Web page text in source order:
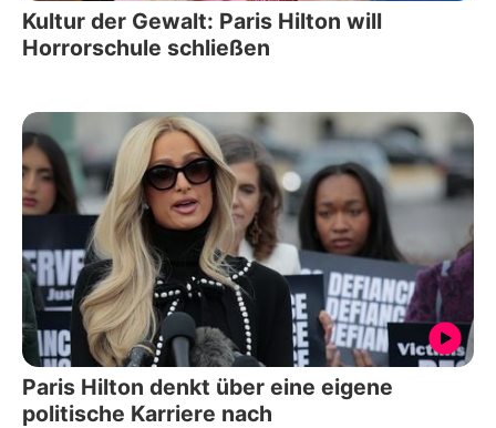
Kultur der Gewalt: Paris Hilton will
Horrorschule schließen
Paris Hilton denkt über eine eigene
politische Karriere nach